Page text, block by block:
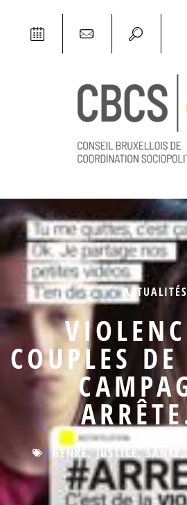
ACTUALITÉS
COUPLES
GENRE,JUSTICE,SANTÉ,